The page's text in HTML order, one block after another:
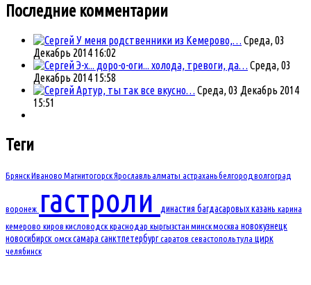
Последние комментарии
У меня родственники из Кемерово,… Среда, 03
Декабрь 2014 16:02
Э-х... доро-о-оги... холода, тревоги, да… Среда, 03
Декабрь 2014 15:58
Артур, ты так все вкусно… Среда, 03 Декабрь 2014
15:51
Теги
БрянскИваново МагнитогорскЯрославльалматы астраханьбелгород волгоград
воронеж гастроли династия багдасаровыхказань карина
кемерово киров кисловодск краснодар кыргызстан минскмосква новокузнецк
новосибирск омсксамара санктпетербургсаратов севастопольтула цирк
челябинск